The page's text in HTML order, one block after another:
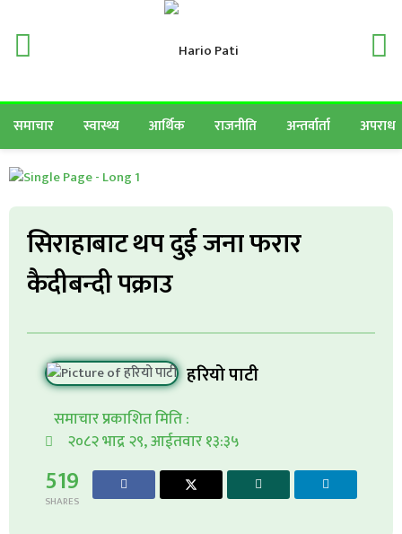
समाचार स्वास्थ्य आर्थिक राजनीति अन्तर्वार्ता अपराध
सिराहाबाट थप दुई जना फरार
कैदीबन्दी पक्राउ
हरियो पाटी
समाचार प्रकाशित मिति :
२०८२ भाद्र २९, आईतवार १३:३५
519
SHARES